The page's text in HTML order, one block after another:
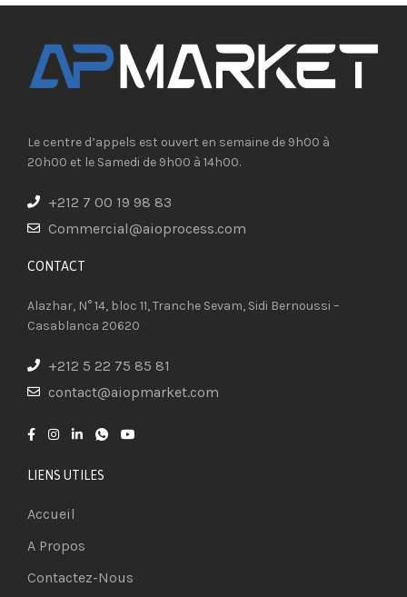
Le centre d’appels est ouvert en semaine de 9h00 à
20h00 et le Samedi de 9h00 à 14h00.
+212 7 00 19 98 83
Commercial@aioprocess.com
CONTACT​
Alazhar, N° 14, bloc 11, Tranche Sevam, Sidi Bernoussi –
Casablanca 20620
+212 5 22 75 85 81
contact@aiopmarket.com
LIENS UTILES
Accueil
A Propos
Contactez-Nous